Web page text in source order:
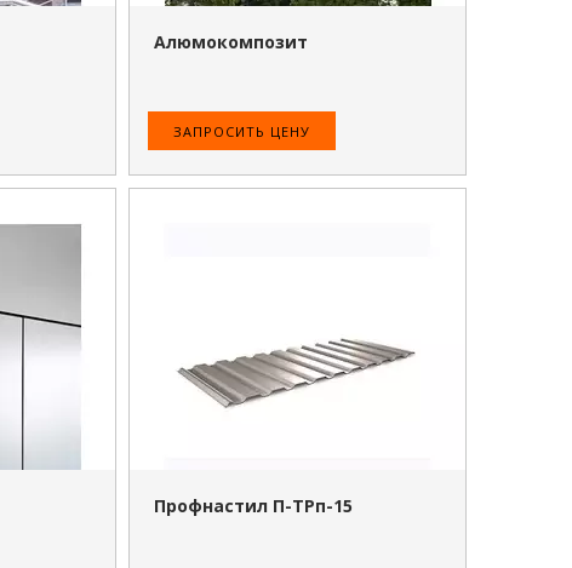
Алюмокомпозит
ЗАПРОСИТЬ ЦЕНУ
Профнастил П-ТРп-15